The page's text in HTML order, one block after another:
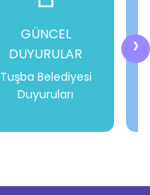
›
GÜNCEL
DUYURULAR
Tuşba Belediyesi
Duyuruları
-